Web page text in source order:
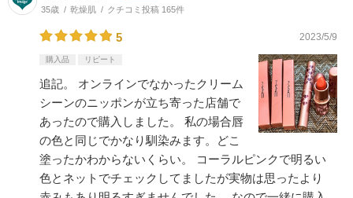
35歳 乾燥肌 クチコミ投稿 165件
5 2023/5/9
購入品 リピート
追記。 オンラインでなかったクリーム
シーンのニッポンが立ち寄った店舗で
あったので購入しました。 私の場合唇
の色と同じでかなり馴染みます。どこ
塗ったかわからないくらい。 コーラルピンクで明るい
色とネットでチェックしてましたが実物は思ったより